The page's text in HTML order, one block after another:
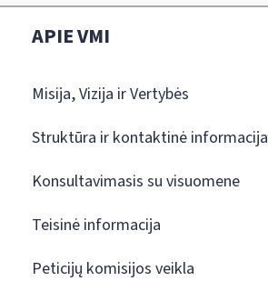
APIE VMI
Misija, Vizija ir Vertybės
Struktūra ir kontaktinė informacija
Konsultavimasis su visuomene
Teisinė informacija
Peticijų komisijos veikla